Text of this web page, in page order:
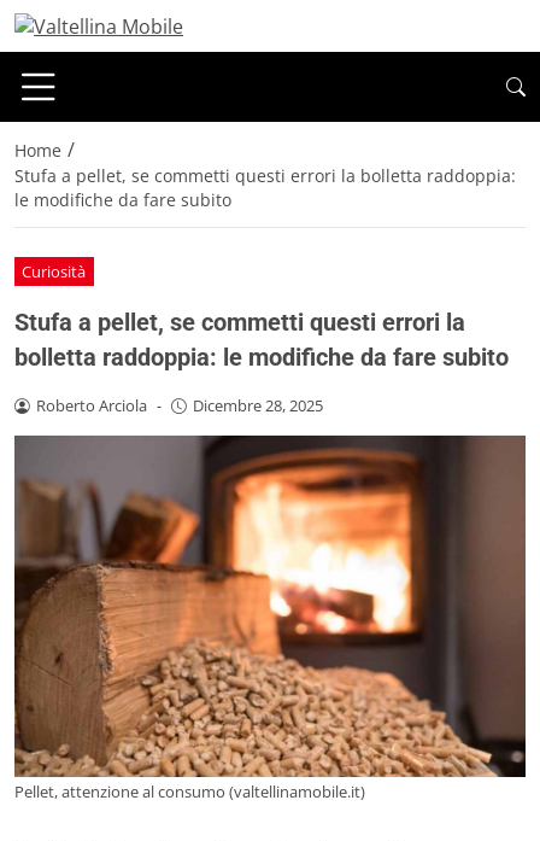
Home /
Stufa a pellet, se commetti questi errori la bolletta raddoppia:
le modifiche da fare subito
Curiosità
Stufa a pellet, se commetti questi errori la
bolletta raddoppia: le modifiche da fare subito
Roberto Arciola - Dicembre 28, 2025
Pellet, attenzione al consumo (valtellinamobile.it)